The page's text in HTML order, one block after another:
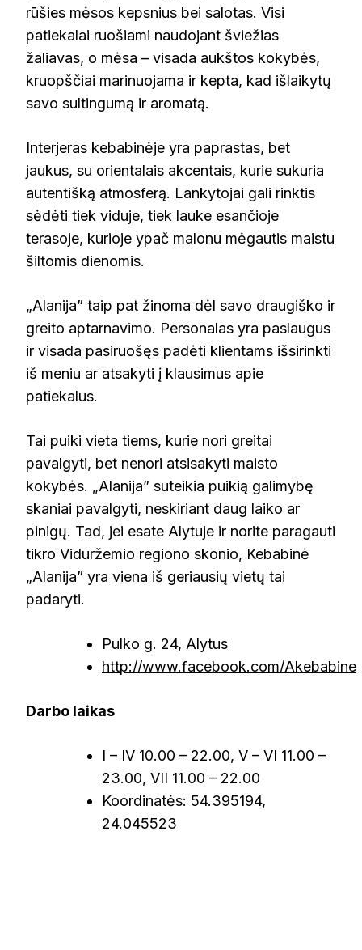
rūšies mėsos kepsnius bei salotas. Visi
patiekalai ruošiami naudojant šviežias
žaliavas, o mėsa – visada aukštos kokybės,
kruopščiai marinuojama ir kepta, kad išlaikytų
savo sultingumą ir aromatą.
Interjeras kebabinėje yra paprastas, bet
jaukus, su orientalais akcentais, kurie sukuria
autentišką atmosferą. Lankytojai gali rinktis
sėdėti tiek viduje, tiek lauke esančioje
terasoje, kurioje ypač malonu mėgautis maistu
šiltomis dienomis.
„Alanija” taip pat žinoma dėl savo draugiško ir
greito aptarnavimo. Personalas yra paslaugus
ir visada pasiruošęs padėti klientams išsirinkti
iš meniu ar atsakyti į klausimus apie
patiekalus.
Tai puiki vieta tiems, kurie nori greitai
pavalgyti, bet nenori atsisakyti maisto
kokybės. „Alanija” suteikia puikią galimybę
skaniai pavalgyti, neskiriant daug laiko ar
pinigų. Tad, jei esate Alytuje ir norite paragauti
tikro Viduržemio regiono skonio, Kebabinė
„Alanija” yra viena iš geriausių vietų tai
padaryti.
Pulko g. 24, Alytus
http://www.facebook.com/Akebabine
Darbo laikas
I – IV 10.00 – 22.00, V – VI 11.00 –
23.00, VII 11.00 – 22.00
Koordinatės: 54.395194,
24.045523